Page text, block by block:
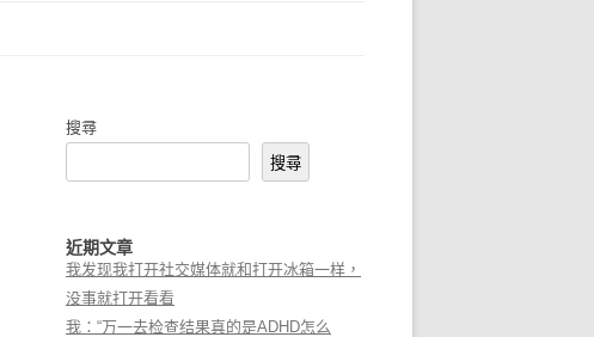
搜尋
搜尋
近期文章
我发现我打开社交媒体就和打开冰箱一样，
没事就打开看看
我：“万一去检查结果真的是ADHD怎么